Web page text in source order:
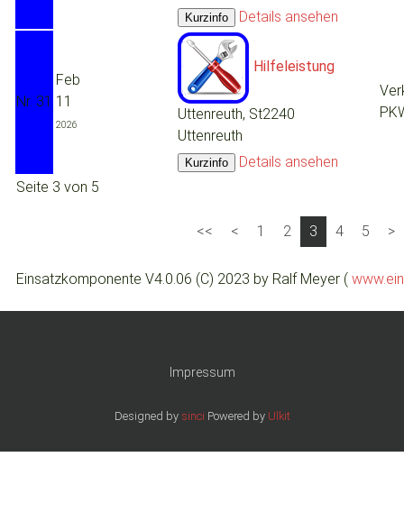
Details ansehen
Nr. 31
Feb
11
2026
Hilfeleistung
Uttenreuth, St2240
Uttenreuth
Details ansehen
Seite 3 von 5
1 2 3 4 5
Einsatzkomponente V4.0.06 (C) 2023 by Ralf Meyer (
Impressum
Designed by sinci Powered by Ulkit